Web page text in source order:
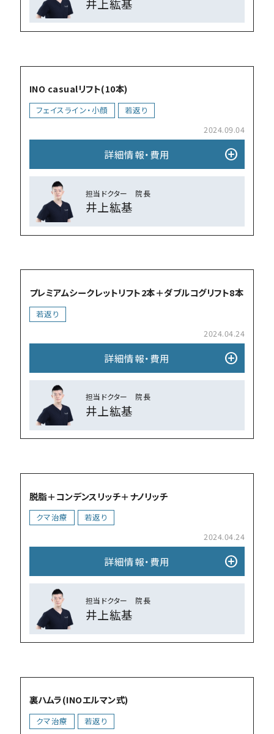
INO casualリフト(10本)
フェイスライン・小顔
若返り
2024.09.04
詳細情報・費⽤ add_circle
担当ドクター 院⻑
井上紘基
プレミアムシークレットリフト2本＋ダブルコグリフト8本
若返り
2024.04.24
詳細情報・費⽤ add_circle
担当ドクター 院⻑
井上紘基
脱脂＋コンデンスリッチ＋ナノリッチ
クマ治療
若返り
2024.04.24
詳細情報・費⽤ add_circle
担当ドクター 院⻑
井上紘基
裏ハムラ(INOエルマン式)
クマ治療
若返り